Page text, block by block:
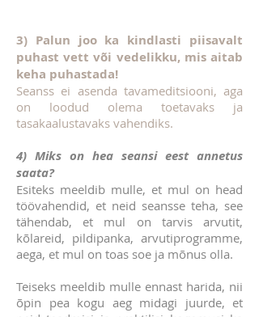
3) Palun joo ka kindlasti piisavalt
puhast vett või vedelikku, mis aitab
keha puhastada!
Seanss ei asenda tavameditsiooni, aga
on loodud olema toetavaks ja
tasakaalustavaks vahendiks.
4) Miks on hea seansi eest annetus
saata?
Esiteks meeldib mulle, et mul on head
töövahendid, et neid seansse teha, see
tähendab, et mul on tarvis arvutit,
kõlareid, pildipanka, arvutiprogramme,
aega, et mul on toas soe ja mõnus olla.
Teiseks meeldib mulle ennast harida, nii
õpin pea kogu aeg midagi juurde, et